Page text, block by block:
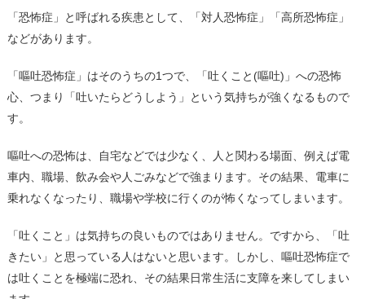
「恐怖症」と呼ばれる疾患として、「対人恐怖症」「高所恐怖症」
などがあります。
「嘔吐恐怖症」はそのうちの1つで、「吐くこと(嘔吐)」への恐怖
心、つまり「吐いたらどうしよう」という気持ちが強くなるもので
す。
嘔吐への恐怖は、自宅などでは少なく、人と関わる場面、例えば電
車内、職場、飲み会や人ごみなどで強まります。その結果、電車に
乗れなくなったり、職場や学校に行くのが怖くなってしまいます。
「吐くこと」は気持ちの良いものではありません。ですから、「吐
きたい」と思っている人はないと思います。しかし、嘔吐恐怖症で
は吐くことを極端に恐れ、その結果日常生活に支障を来してしまい